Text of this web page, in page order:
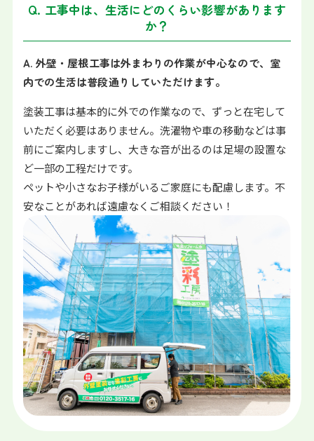
Q. 工事中は、生活にどのくらい影響があります
か？
A. 外壁・屋根工事は外まわりの作業が中心なので、室
内での生活は普段通りしていただけます。
塗装工事は基本的に外での作業なので、ずっと在宅して
いただく必要はありません。洗濯物や車の移動などは事
前にご案内しますし、大きな音が出るのは足場の設置な
ど一部の工程だけです。
ペットや小さなお子様がいるご家庭にも配慮します。不
安なことがあれば遠慮なくご相談ください！